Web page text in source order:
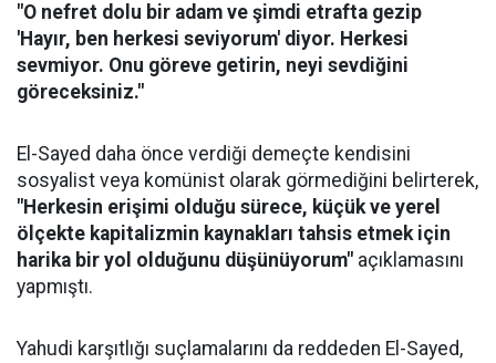
"O nefret dolu bir adam ve şimdi etrafta gezip
'Hayır, ben herkesi seviyorum' diyor. Herkesi
sevmiyor. Onu göreve getirin, neyi sevdiğini
göreceksiniz."
El-Sayed daha önce verdiği demeçte kendisini
sosyalist veya komünist olarak görmediğini belirterek,
"Herkesin erişimi olduğu sürece, küçük ve yerel
ölçekte kapitalizmin kaynakları tahsis etmek için
harika bir yol olduğunu düşünüyorum" açıklamasını
yapmıştı.
Yahudi karşıtlığı suçlamalarını da reddeden El-Sayed,